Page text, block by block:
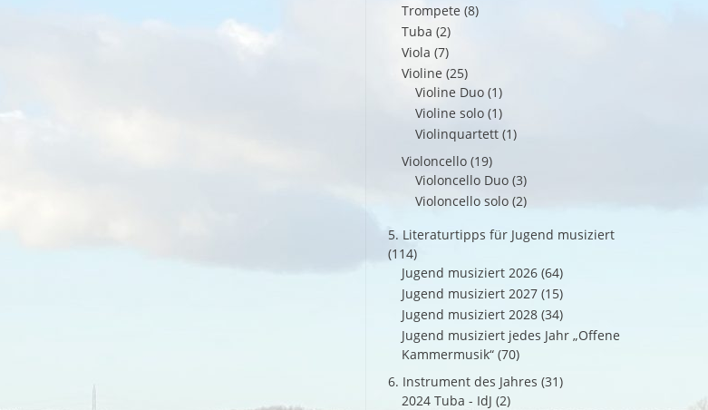
Trompete (8)
Tuba (2)
Viola (7)
Violine (25)
Violine Duo (1)
Violine solo (1)
Violinquartett (1)
Violoncello (19)
Violoncello Duo (3)
Violoncello solo (2)
5. Literaturtipps für Jugend musiziert
(114)
Jugend musiziert 2026 (64)
Jugend musiziert 2027 (15)
Jugend musiziert 2028 (34)
Jugend musiziert jedes Jahr „Offene
Kammermusik“ (70)
6. Instrument des Jahres (31)
2024 Tuba - IdJ (2)